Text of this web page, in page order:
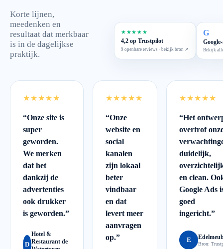
Korte lijnen,
meedenken en
resultaat dat merkbaar
is in de dagelijkse
praktijk.
★★★★★
4,2 op Trustpilot
9 openbare reviews · bekijk bron ↗
G
Bekijk
★★★★★
“Onze site is
super
geworden.
We merken
dat het
dankzij de
advertenties
ook drukker
is geworden.”
D
Hotel &
Restaurant de
★★★★★
“Onze
website en
social
kanalen
zijn lokaal
beter
vindbaar
en dat
levert meer
aanvragen
op.”
★★★★★
“Het
overtrof
duidelijk,
en clean.
Google Ads
goed
ingericht.”
E
Bron: